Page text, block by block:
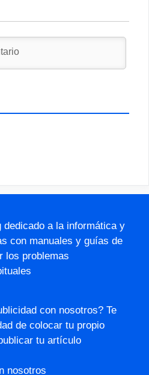
dedicado a la informática y
con manuales y guías de
los problemas
con nosotros? Te
de colocar tu propio
tu artículo
nosotros